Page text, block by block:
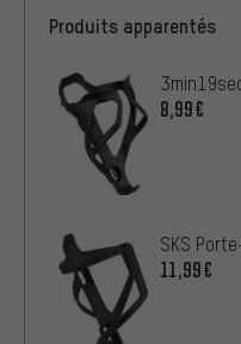
Produits apparentés
8,99€
SKS
11,99€